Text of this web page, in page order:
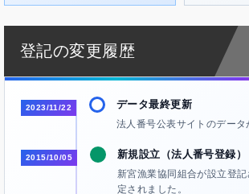
登記の変更履歴
2023/11/22 データ最終更新
法人番号公表サイトのデータ
2015/10/05 新規設立（法人番号登録）
新宮漁業協同組合が設立登
定されました。